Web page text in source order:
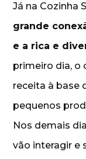
Já na Cozinha
grande
e a rica e
primeiro dia, o
receita à base
pequenos
Nos demais
vão interagir e